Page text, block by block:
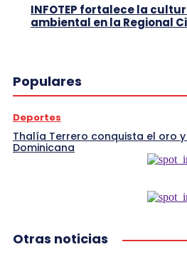
INFOTEP fortalece la
ambiental en la Regional
Populares
Deportes
Thalía Terrero conquista el oro
Dominicana
Otras noticias